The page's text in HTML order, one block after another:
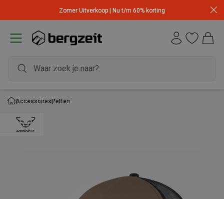
Zomer Uitverkoop | Nu t/m 60% korting
AccessoiresPetten